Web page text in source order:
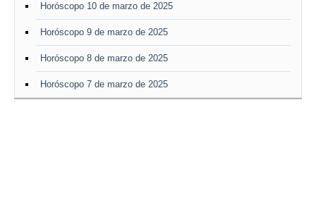
Horóscopo 10 de marzo de 2025
Horóscopo 9 de marzo de 2025
Horóscopo 8 de marzo de 2025
Horóscopo 7 de marzo de 2025